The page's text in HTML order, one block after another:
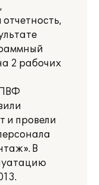
2 рабочих
и провели
В